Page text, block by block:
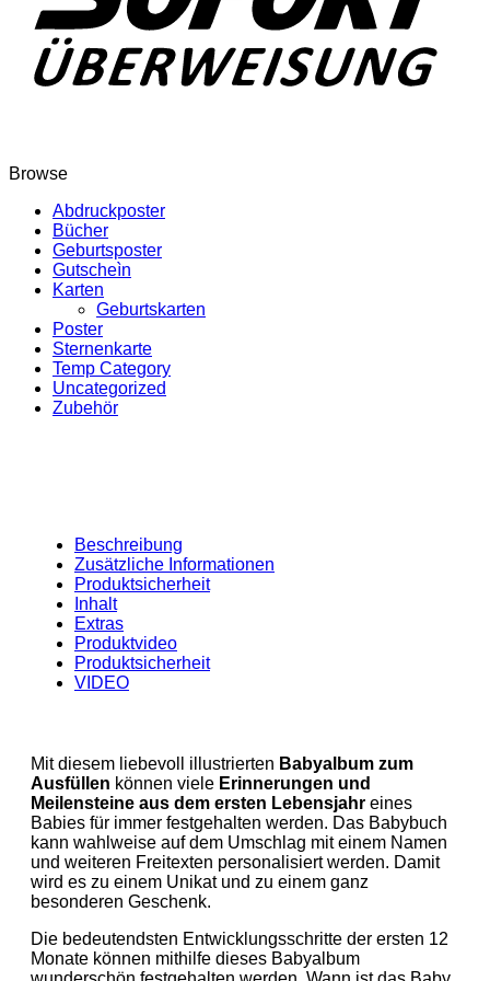
Browse
Abdruckposter
Bücher
Geburtsposter
Gutscheìn
Karten
Geburtskarten
Poster
Sternenkarte
Temp Category
Uncategorized
Zubehör
Beschreibung
Zusätzliche Informationen
Produktsicherheit
Inhalt
Extras
Produktvideo
Produktsicherheit
VIDEO
Mit diesem liebevoll illustrierten Babyalbum zum
Ausfüllen können viele Erinnerungen und
Meilensteine aus dem ersten Lebensjahr eines
Babies für immer festgehalten werden. Das Babybuch
kann wahlweise auf dem Umschlag mit einem Namen
und weiteren Freitexten personalisiert werden. Damit
wird es zu einem Unikat und zu einem ganz
besonderen Geschenk.
Die bedeutendsten Entwicklungsschritte der ersten 12
Monate können mithilfe dieses Babyalbum